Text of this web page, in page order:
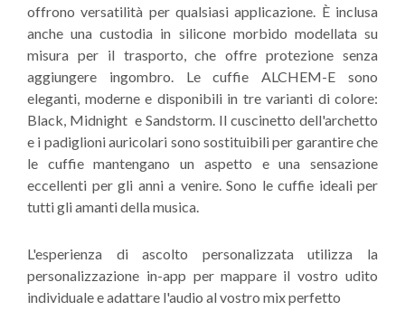
offrono versatilità per qualsiasi applicazione. È inclusa
anche una custodia in silicone morbido modellata su
misura per il trasporto, che offre protezione senza
aggiungere ingombro. Le cuffie ALCHEM-E sono
eleganti, moderne e disponibili in tre varianti di colore:
Black, Midnight e Sandstorm. Il cuscinetto dell'archetto
e i padiglioni auricolari sono sostituibili per garantire che
le cuffie mantengano un aspetto e una sensazione
eccellenti per gli anni a venire. Sono le cuffie ideali per
tutti gli amanti della musica.
L'esperienza di ascolto personalizzata utilizza la
personalizzazione in-app per mappare il vostro udito
individuale e adattare l'audio al vostro mix perfetto